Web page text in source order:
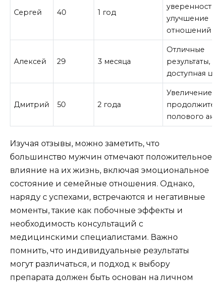
Сергей 40 1 год
уверенности,
улучшение
отношений
Алексей 29 3 месяца
Отличные
результаты,
доступная
Дмитрий 50 2 года
Увеличение
полового акта
Изучая отзывы, можно заметить, что
большинство мужчин отмечают положительное
влияние на их жизнь, включая эмоциональное
состояние и семейные отношения. Однако,
наряду с успехами, встречаются и негативные
моменты, такие как побочные эффекты и
необходимость консультаций с
медицинскими специалистами. Важно
помнить, что индивидуальные результаты
могут различаться, и подход к выбору
препарата должен быть основан на личном